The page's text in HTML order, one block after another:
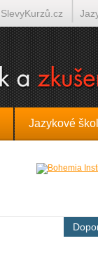
Jazykové
SlevyKurzů.cz
Tlumočení-